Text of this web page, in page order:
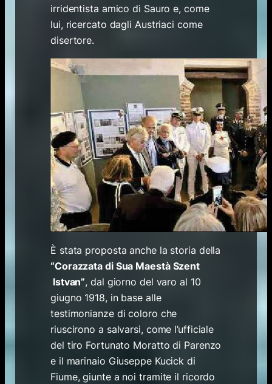
irridentista amico di Sauro e, come
lui, ricercato dagli Austriaci come
disertore.
È stata proposta anche la storia della
“Corazzata di Sua Maestà Szent
Istvan”, dal giorno del varo al 10
giugno 1918, in base alle
testimonianze di coloro che
riuscirono a salvarsi, come l’ufficiale
del tiro Fortunato Moratto di Parenzo
e il marinaio Giuseppe Kucick di
Fiume, giunte a noi tramite il ricordo